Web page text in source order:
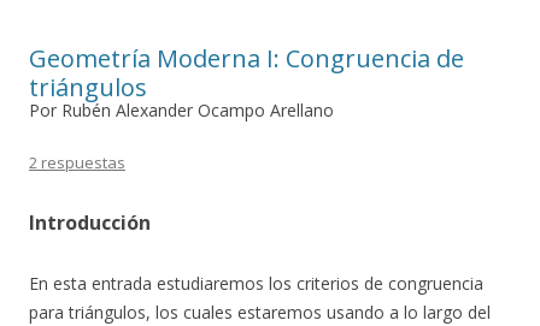
Geometría Moderna I: Congruencia de
triángulos
Por Rubén Alexander Ocampo Arellano
2 respuestas
Introducción
En esta entrada estudiaremos los criterios de congruencia
para triángulos, los cuales estaremos usando a lo largo del